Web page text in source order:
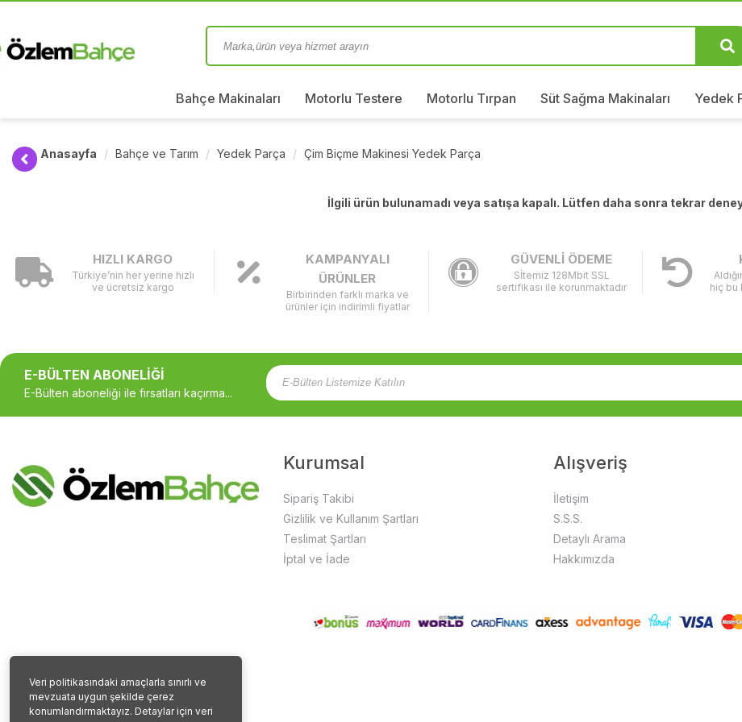
Veri politikasındaki amaçlarla sınırlı ve
mevzuata uygun şekilde çerez
konumlandırmaktayız. Detaylar için veri
Bahçe Makinaları Motorlu Testere Motorlu Tırpan Süt Sağma Makinaları Yedek
Anasayfa Bahçe ve Tarım Yedek Parça Çim Biçme Makinesi Yedek Parça
İlgili ürün bulunamadı veya satışa kapalı. Lütfen daha sonra tekrar
HIZLI KARGO
Türkiye’nin her yerine hızlı
ve ücretsiz kargo
KAMPANYALI
ÜRÜNLER
Birbirinden farklı marka ve
ürünler için indirimli fiyatlar
GÜVENLİ ÖDEME
Sİtemiz 128Mbit SSL
sertifikası ile korunmaktadır
hiç bu
E-BÜLTEN ABONELİĞİ
E-Bülten aboneliği ile fırsatları kaçırma...
Kurumsal
Sipariş Takibi
Gizlilik ve Kullanım Şartları
Teslimat Şartları
İptal ve İade
Alışveriş
İletişim
S.S.S.
Detaylı Arama
Hakkımızda